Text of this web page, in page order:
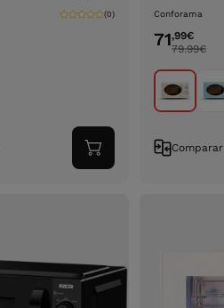
(0)
Adicionar
ao
Conforama
71,99€
79.99€
Comparar